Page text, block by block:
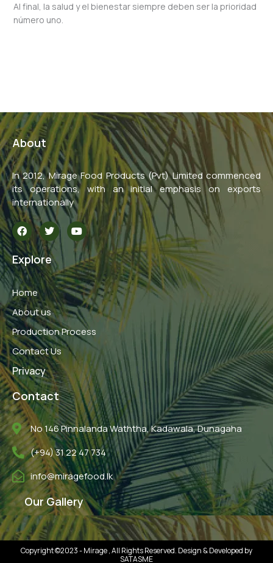
Al final, la salud y el bienestar siempre deben ser la prioridad
número uno.
About
In 2012, Mirage Food Products (Pvt) Limited commenced
its operations, with an initial emphasis on exports
internationally
F
a
c
e
b
o
o
k
T
w
i
t
t
e
r
Y
o
u
t
u
b
e
Explore
Home
About us
Production Process
Contact Us
Privacy
Contact
No 146 Pinnalanda Waththa, Kadawala, Dunagaha
(+94) 31 22 47 734
info@miragefood.lk
Our Gallery
Copyright ©2023 - Mirage , All Rights Reserved. Design & Developed by
SATASME